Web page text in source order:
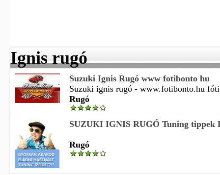
Ignis rugó
Suzuki Ignis Rugó www fotibonto hu
Suzuki ignis rugó - www.fotibonto.hu
Rugó
SUZUKI IGNIS RUGÓ Tuning tippek
Rugó